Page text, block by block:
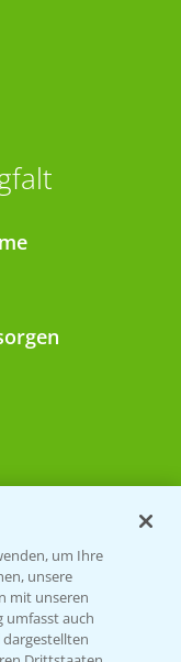
um Ihre
unsere
mit unseren
umfasst auch